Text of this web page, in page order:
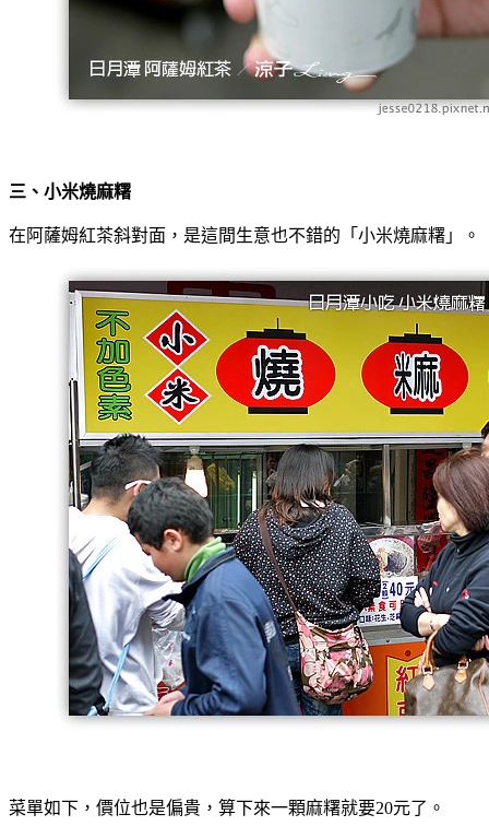
三、小米燒麻糬
在阿薩姆紅茶斜對面，是這間生意也不錯的「小米燒麻糬」。
菜單如下，價位也是偏貴，算下來一顆麻糬就要20元了。